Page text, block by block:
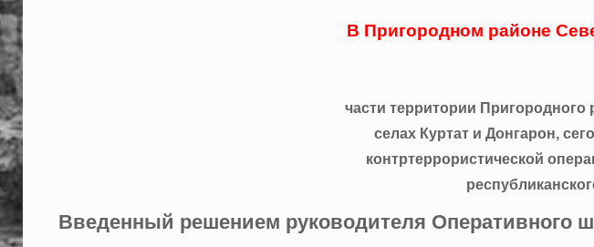
В Пригородном районе
части территории
селах Куртат и Донгарон,
контртеррористической
Введенный решением руководителя Оперативного